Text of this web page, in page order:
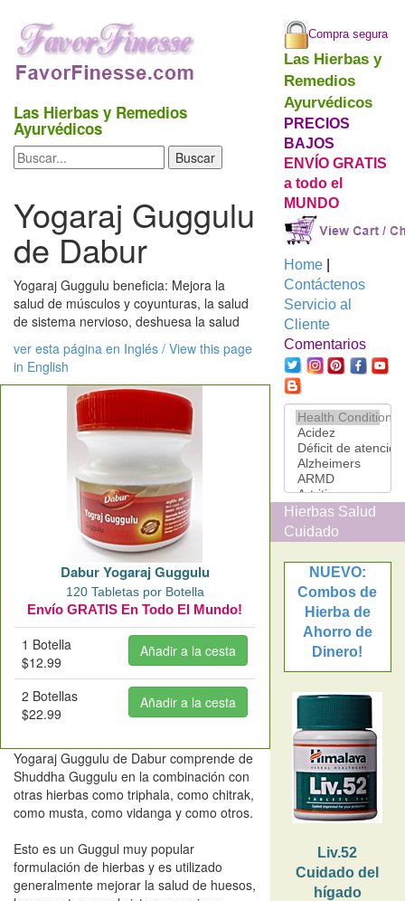
Las Hierbas y Remedios
Ayurvédicos
Yogaraj Guggulu
de Dabur
Yogaraj Guggulu beneficia: Mejora la
salud de músculos y coyunturas, la salud
de sistema nervioso, deshuesa la salud
ver esta página en Inglés / View this page
in English
Dabur Yogaraj Guggulu
120 Tabletas por Botella
Envío GRATIS En Todo El Mundo!
1 Botella
$12.99
2 Botellas
$22.99
Yogaraj Guggulu de Dabur comprende de
Shuddha Guggulu en la combinación con
otras hierbas como triphala, como chitrak,
como musta, como vidanga y como otros.
Esto es un Guggul muy popular
formulación de hierbas y es utilizado
generalmente mejorar la salud de huesos,
Compra segura
Las Hierbas y
Remedios
Ayurvédicos
PRECIOS
BAJOS
ENVÍO GRATIS
a todo el
MUNDO
Home|
Contáctenos
Servicio al
Cliente
Comentarios
Hierbas Salud
Cuidado
NUEVO:
Combos de
Hierba de
Ahorro de
Dinero!
Liv.52
Cuidado del
hígado